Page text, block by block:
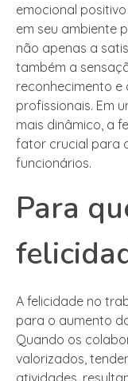
emocional
em seu ambiente
não apenas a
também a
reconhecimento e
profissionais. Em
mais dinâmico, a
fator crucial para
funcionários.
Para
A felicidade no
para o aumento
Quando os
valorizados,